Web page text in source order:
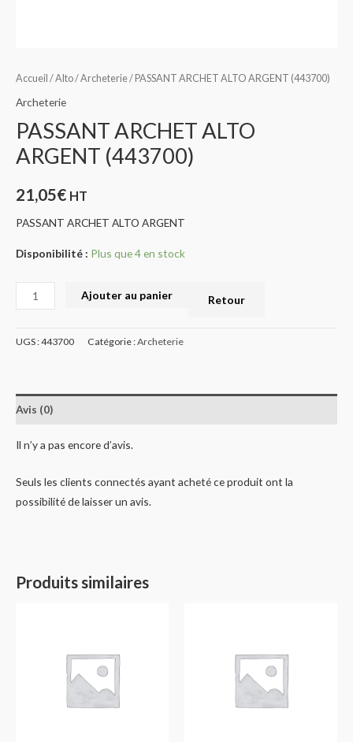
Accueil /Alto/Archeterie/ PASSANT ARCHET ALTO ARGENT (443700)
Archeterie
PASSANT ARCHET ALTO
ARGENT (443700)
21,05€ HT
PASSANT ARCHET ALTO ARGENT
Disponibilité : Plus que 4 en stock
Ajouter au panier Retour
UGS :443700 Catégorie :Archeterie
Avis (0)
Il n’y a pas encore d’avis.
Seuls les clients connectés ayant acheté ce produit ont la
possibilité de laisser un avis.
Produits similaires